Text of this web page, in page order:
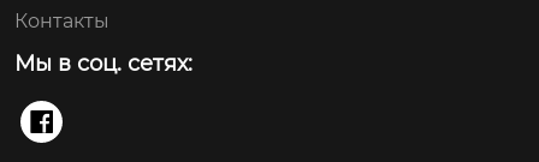
Контакты
Мы в соц. сетях:
